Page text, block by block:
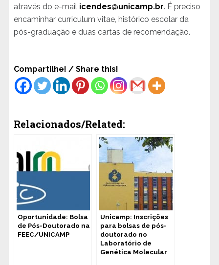
através do e-mail icendes@unicamp.br. É preciso
encaminhar curriculum vitae, histórico escolar da
pós-graduação e duas cartas de recomendação.
Compartilhe! / Share this!
Relacionados/Related:
Oportunidade: Bolsa
de Pós-Doutorado na
FEEC/UNICAMP
Unicamp: Inscrições
para bolsas de pós-
doutorado no
Laboratório de
Genética Molecular